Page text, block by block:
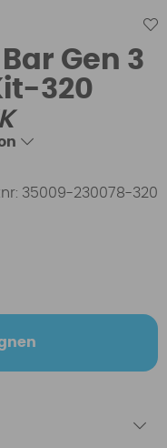
Gen 3
320
35009-230078-320